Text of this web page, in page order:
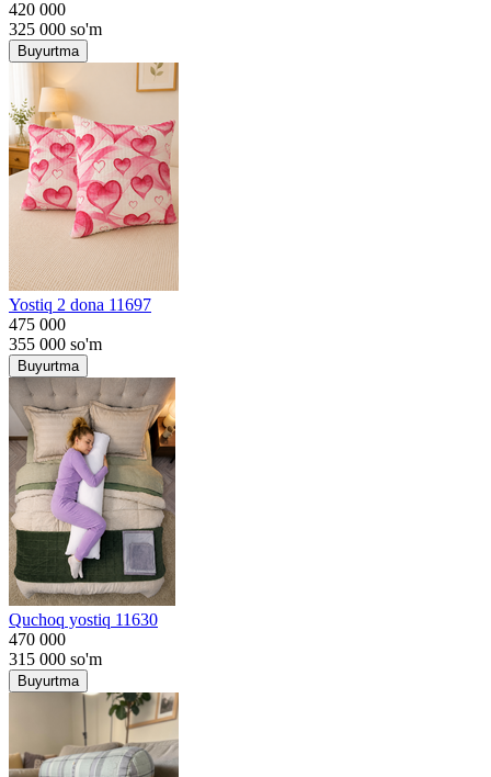
420 000
325 000 so'm
Buyurtma
Yostiq 2 dona 11697
475 000
355 000 so'm
Buyurtma
Quchoq yostiq 11630
470 000
315 000 so'm
Buyurtma